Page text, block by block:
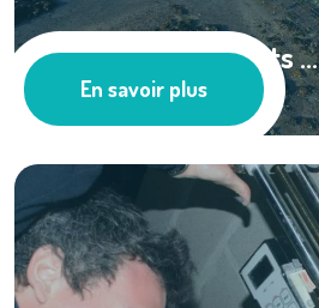
REMONOR : Résultats ...
Ressources documentaires
En savoir plus